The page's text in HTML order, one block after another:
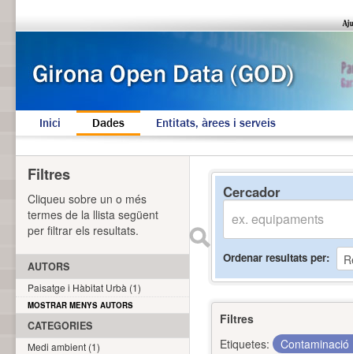
Inici Dades Entitats, àrees i serveis
Cercador
Ordenar resultats per
Filtres
Etiquetes:
Contaminació
Filtres
Cliqueu sobre un o més
termes de la llista següent
per filtrar els resultats.
AUTORS
Paisatge i Hàbitat Urbà (1)
MOSTRAR MENYS AUTORS
CATEGORIES
Medi ambient (1)